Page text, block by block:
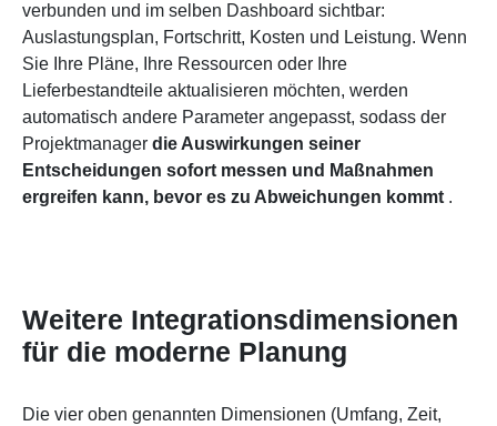
verbunden und im selben Dashboard sichtbar:
Auslastungsplan, Fortschritt, Kosten und Leistung. Wenn
Sie Ihre Pläne, Ihre Ressourcen oder Ihre
Lieferbestandteile aktualisieren möchten, werden
automatisch andere Parameter angepasst, sodass der
Projektmanager die Auswirkungen seiner
Entscheidungen sofort messen und Maßnahmen
ergreifen kann, bevor es zu Abweichungen kommt .
Weitere Integrationsdimensionen
für die moderne Planung
Die vier oben genannten Dimensionen (Umfang, Zeit,